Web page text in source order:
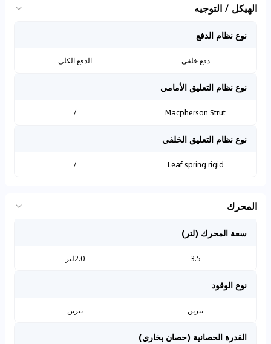
الهيكل / التوجيه
نوع نظام الدفع
دفع خلفي الدفع الكلي
نوع نظام التعليق الأمامي
Macpherson Strut
/
نوع نظام التعليق الخلفي
Leaf spring rigid
/
المحرك
سعة المحرك (لتر)
3.5 2.0لتر
نوع الوقود
بنزين بنزين
القدرة الحصانية (حصان بخاري)